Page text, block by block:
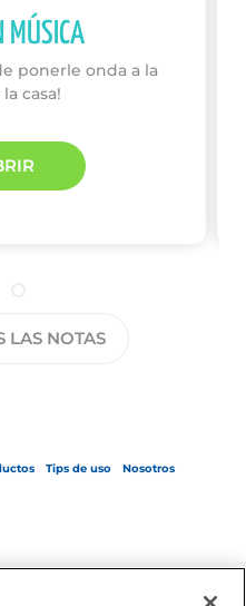
MÚSICA
ponerle onda a la
casa!
LAS NOTAS
Tips de uso
Nosotros